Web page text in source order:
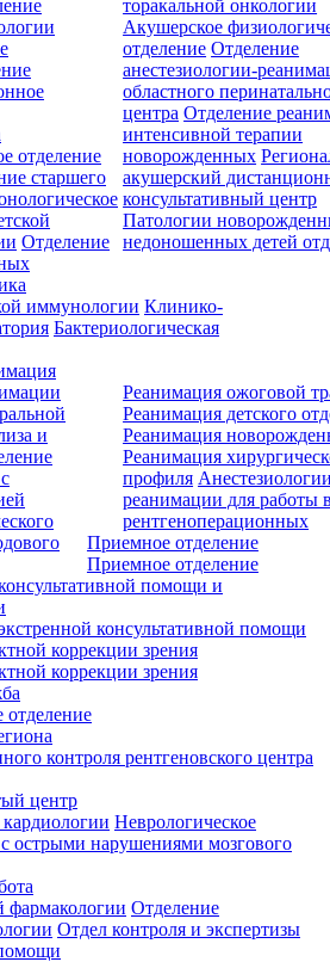
торакальной онкологии
Акушерское
отделение Отделение
анестезиологии-
областного
центра Отделение
интенсивной терапии
новорожденных
акушерский
консультативный центр
Патологии
недоношенных детей
отделение
старшего
Отделение
иммунологии Клинико-
Бактериологическая
и
Реанимация ожоговой
Реанимация детского
Реанимация
Реанимация
профиля
реанимации для работы
рентгеноперационных
Приемное отделение
Приемное отделение
помощи и
консультативной помощи
коррекции зрения
коррекции зрения
отделение
контроля рентгеновского центра
центр
Неврологическое
острыми нарушениями мозгового
фармакологии Отделение
Отдел контроля и экспертизы